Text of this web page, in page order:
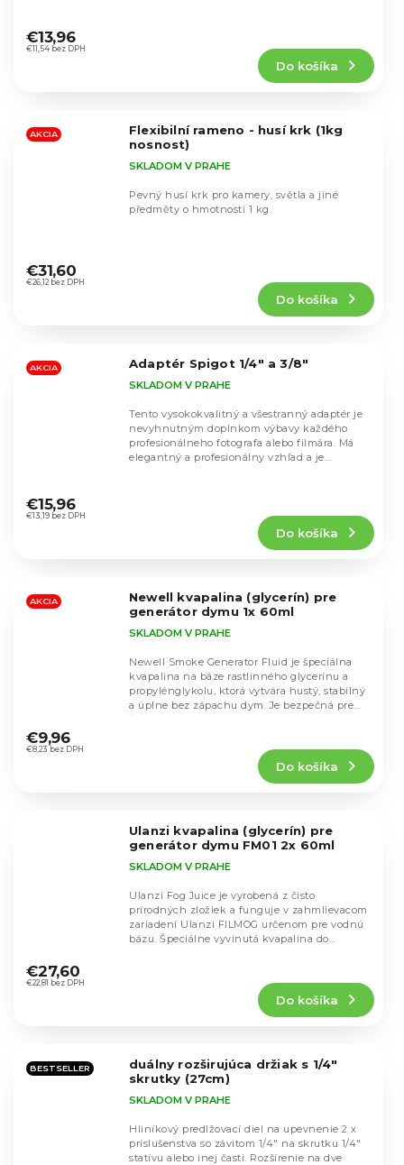
hodnotenie
produktu
hviezdičiek.
€11,54 bez DPH
€13,96
Do košíka
AKCIA
Flexibilní rameno - husí krk (1kg
nosnost)
hodnotenie
produktu
hviezdičiek.
SKLADOM V PRAHE
€26,12 bez DPH
€31,60
Do košíka
Pevný husí krk pro kamery, světla a jiné
předměty o hmotnosti 1 kg.
AKCIA Adaptér Spigot 1/4" a 3/8"
hodnotenie
produktu
hviezdičiek.
SKLADOM V PRAHE
€13,19 bez DPH
€15,96
Do košíka
Tento vysokokvalitný a všestranný adaptér je
nevyhnutným doplnkom výbavy každého
profesionálneho fotografa alebo filmára. Má
elegantný a profesionálny vzhľad a je
AKCIA
Newell kvapalina (glycerín) pre
generátor dymu 1x 60ml
hodnotenie
produktu
SKLADOM V PRAHE
€8,23 bez DPH
€9,96
Do košíka
Newell Smoke Generator Fluid je špeciálna
kvapalina na báze rastlinného glycerínu a
propylénglykolu, ktorá vytvára hustý, stabilný
a úplne bez zápachu dym. Je bezpečná pre
ľudí,...
Ulanzi kvapalina (glycerín) pre
generátor dymu FM01 2x 60ml
hodnotenie
produktu
hviezdičiek.
SKLADOM V PRAHE
€22,81 bez DPH
€27,60
Do košíka
Ulanzi Fog Juice je vyrobená z čisto
prírodných zložiek a funguje v zahmlievacom
zariadení Ulanzi FILMOG určenom pre vodnú
bázu. Špeciálne vyvinutá kvapalina do
BESTSELLER
duálny rozširujúca držiak s 1/4"
skrutky (27cm)
SKLADOM V PRAHE
Hliníkový predlžovací diel na upevnenie 2 x
príslušenstva so závitom 1/4" na skrutku 1/4"
statívu alebo inej časti. Rozšírenie na dve